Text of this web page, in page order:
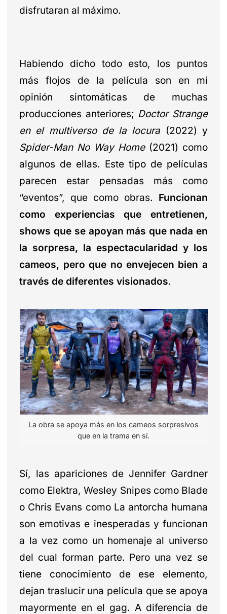
disfrutaran al máximo.
Habiendo dicho todo esto, los puntos
más flojos de la película son en mi
opinión sintomáticas de muchas
producciones anteriores; Doctor Strange
en el multiverso de la locura (2022) y
Spider-Man No Way Home(2021) como
algunos de ellas. Este tipo de películas
parecen estar pensadas más como
“eventos”, que como obras. Funcionan
como experiencias que entretienen,
shows que se apoyan más que nada en
la sorpresa, la espectacularidad y los
cameos, pero que no envejecen bien a
través de diferentes visionados.
La obra se apoya más en los cameos sorpresivos
que en la trama en sí.
Sí, las apariciones de Jennifer Gardner
como Elektra, Wesley Snipes como Blade
o Chris Evans como La antorcha humana
son emotivas e inesperadas y funcionan
a la vez como un homenaje al universo
del cual forman parte. Pero una vez se
tiene conocimiento de ese elemento,
dejan traslucir una película que se apoya
mayormente en el gag. A diferencia de